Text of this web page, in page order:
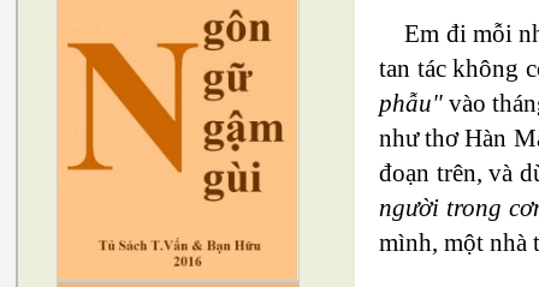
Em đi mỗi
tan tác không
phẫu" vào
như thơ Hàn
đoạn trên, và
người trong
mình, một nhà